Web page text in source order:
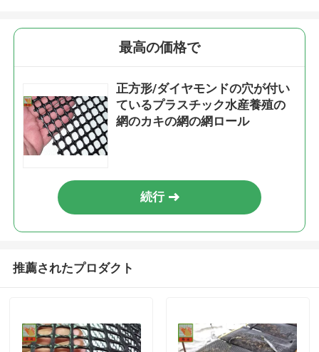
最高の価格で
正方形/ダイヤモンドの穴が付い
ているプラスチック水産養殖の
網のカキの網の網ロール
続行
推薦されたプロダクト